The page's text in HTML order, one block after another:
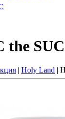
the
| Holy Land |